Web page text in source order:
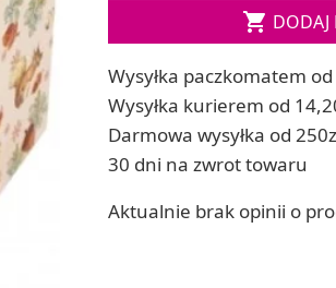
Soda, kwasek, formy do kul do kąpieli
Dodatki: barwniki i zapachy
RZEŹBA, GLINY I ODLEWY
Lepienie i rzeźbienie
Odlewy dekoracyjne
Tworzenie z gliny polimerowej
Modelowanie dla dzieci
 DODAJ
Wysyłka paczkomatem od
Wysyłka kurierem od
Darmowa wysyłka od
30 dni na zwrot towaru
Aktualnie brak opinii o